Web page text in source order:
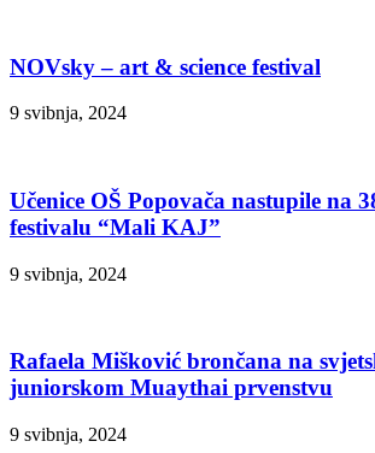
NOVsky – art & science festival
9 svibnja, 2024
Učenice OŠ Popovača nastupile na
festivalu “Mali KAJ”
9 svibnja, 2024
Rafaela Mišković brončana na
juniorskom Muaythai prvenstvu
9 svibnja, 2024